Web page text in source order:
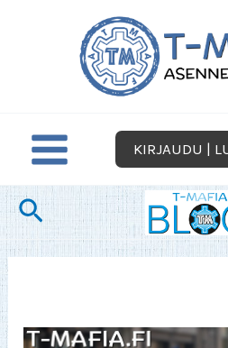
KIRJAUDU |
Hae